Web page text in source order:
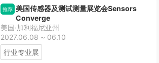
推荐 美国传感器及测试测量展览会Sensors
Converge
美国·加利福尼亚州
2027.06.08 ~ 06.10
行业专业展